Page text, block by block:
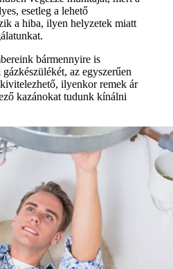
esetleg a lehető
a hiba, ilyen helyzetek miatt
bármennyire is
az egyszerűen
ilyenkor remek ár
kazánokat tudunk kínálni